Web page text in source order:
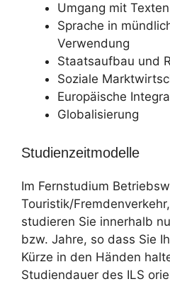
Umgang mit Texten
Sprache in
Verwendung
Staatsaufbau und
Soziale
Europäische
Globalisierung
Studienzeitmodelle
Im Fernstudium
Touristik/
studieren Sie innerhalb
bzw. Jahre, so dass Sie
Kürze in den Händen
Studiendauer des ILS